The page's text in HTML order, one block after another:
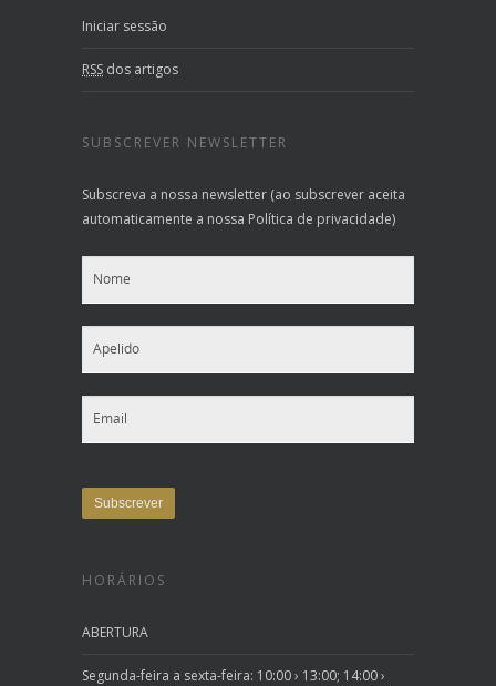
Iniciar sessão
RSS dos artigos
SUBSCREVER NEWSLETTER
Subscreva a nossa newsletter (ao subscrever aceita
automaticamente a nossa Política de privacidade)
HORÁRIOS
ABERTURA
Segunda-feira a sexta-feira: 10:00 › 13:00; 14:00 ›